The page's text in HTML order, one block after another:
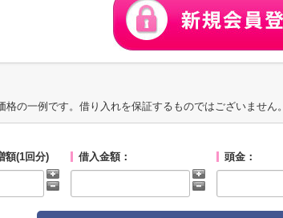
の一例です。借り入れを保証するものではございません。
額(1回分) 借入金額： 頭金：